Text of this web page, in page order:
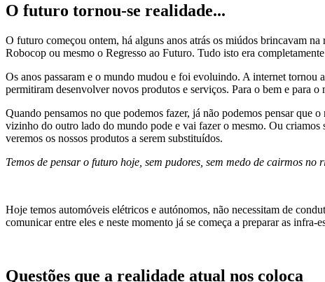
O futuro tornou-se realidade...
O futuro começou ontem, há alguns anos atrás os miúdos brincavam
Robocop ou mesmo o Regresso ao Futuro. Tudo isto era
Os anos passaram e o mundo mudou e foi evoluindo. A internet tornou
permitiram desenvolver novos produtos e serviços. Para o bem e para
Quando pensamos no que podemos fazer, já não podemos pensar que
vizinho do outro lado do mundo pode e vai fazer o mesmo. Ou criamos
veremos os nossos produtos a serem substituídos.
Temos de pensar o futuro hoje, sem pudores, sem medo de cairmos
Hoje temos automóveis elétricos e autónomos, não necessitam de
comunicar entre eles e neste momento já se começa a preparar as
Questões que a realidade atual nos coloca